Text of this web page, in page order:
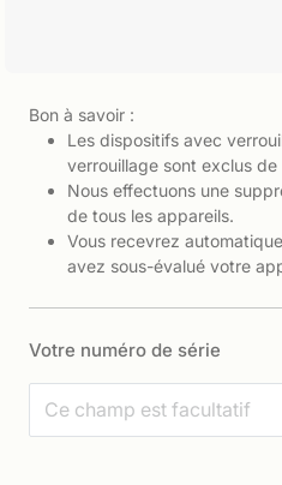
Bon à savoir :
Les dispositifs avec
verrouillage sont exclus
Nous effectuons une
de tous les appareils.
Vous recevrez
avez sous-évalué votre
Votre numéro de série